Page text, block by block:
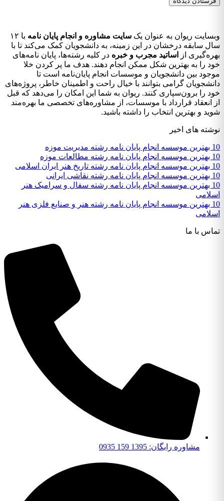
وبسایت ریوان به عنوان یک سایت مشاوره و انجام پایان نامه
با ۱۲
سال سابقه درخشان در این زمینه، به دانشجویان کمک می‌کند تا با
بهره‌گیری از
اساتید مجرب و خبره در کلیه رشته‌ها، پایان نامه‌های
خود را به بهترین شکل ممکن انجام دهند. هدف ما پر کردن خلا
موجود بین دانشجویان و موسسات انجام پایان‌نامه است تا
دانشجویان گرامی بتوانند با خیال راحت و اطمینان خاطر، پروژه‌های
خود را برون‌سپاری کنند. ریوان به شما این امکان را می‌دهد که قبل
از انعقاد قرارداد با موسسات، از مشاوره‌های تخصصی ما بهره‌مند
شوید و بهترین انتخاب را داشته باشید.
نوشته های اخیر
10 بهترین موسسه انجام پایان نامه رشته مدیریت موزه
10 بهترین موسسه انجام پایان نامه رشته مطالعات موزه
10 بهترین موسسه انجام پایان نامه رشته تاریخ هنر ایران اسلامی
10 بهترین موسسه انجام پایان نامه رشته نقاشی ایرانی
10 بهترین موسسه انجام پایان نامه رشته سفال و سرامیک هنر
اسلامی
10 بهترین موسسه انجام پایان نامه رشته هنر و صنایع فلزی هنر
اسلامی
تماس با ما
مشاوره رایگان: 1395 159 0935